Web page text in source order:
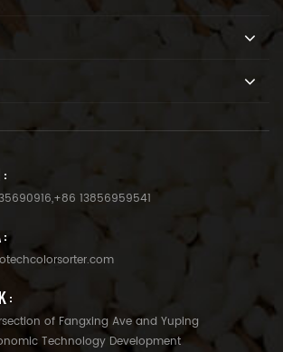
:
,+86 13856959541
:
:
of Fangxing Ave and Yuping
Technology Development